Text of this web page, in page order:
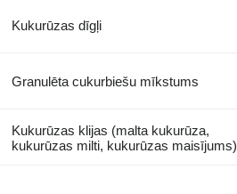
Kukurūzas dīgļi
Granulēta cukurbiešu mīkstums
Kukurūzas klijas (malta kukurūza,
kukurūzas milti, kukurūzas maisījums)